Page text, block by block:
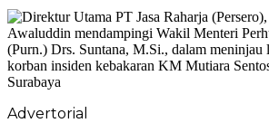
Advertorial